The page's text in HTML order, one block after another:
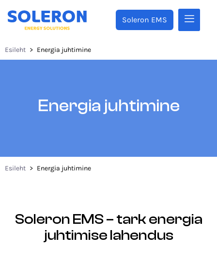
Soleron EMS
Esileht > Energia juhtimine
Energia juhtimine
Esileht > Energia juhtimine
Soleron EMS – tark energia
juhtimise lahendus